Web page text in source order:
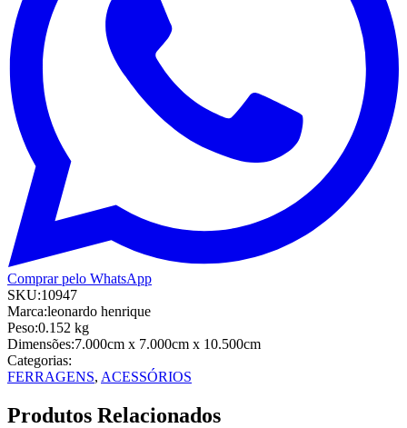
Comprar pelo WhatsApp
SKU:10947
Marca:leonardo henrique
Peso:0.152 kg
Dimensões:7.000cm x 7.000cm x 10.500cm
Categorias:
FERRAGENS, ACESSÓRIOS
Produtos Relacionados